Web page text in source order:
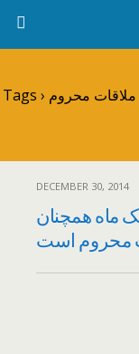
Tags › امیر امیرقلی پس از یک ماه همچنان از تلفن و ملاقات محروم
DECEMBER 30, 2014
ماه همچنان
محروم است